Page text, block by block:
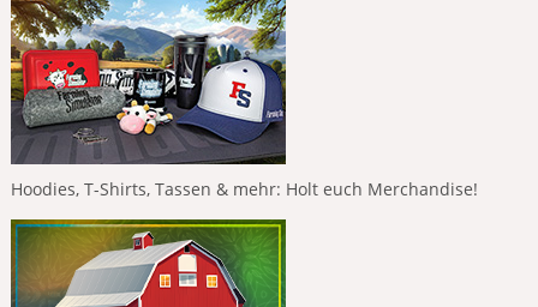
Hoodies, T-Shirts, Tassen & mehr: Holt euch Merchandise!